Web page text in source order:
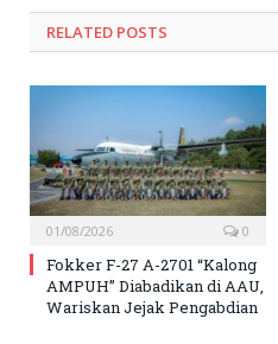
RELATED POSTS
01/08/2026 0
Fokker F-27 A-2701 “Kalong
AMPUH” Diabadikan di AAU,
Wariskan Jejak Pengabdian